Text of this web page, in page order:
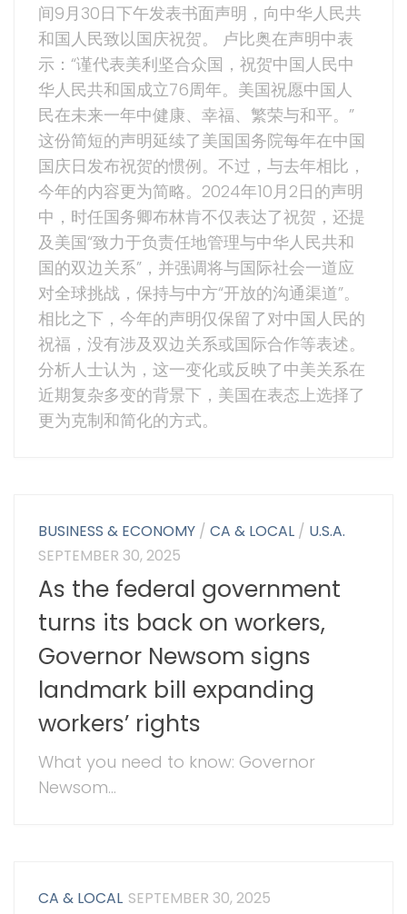
间9月30日下午发表书面声明，向中华人民共
和国人民致以国庆祝贺。 卢比奥在声明中表
示：“谨代表美利坚合众国，祝贺中国人民中
华人民共和国成立76周年。美国祝愿中国人
民在未来一年中健康、幸福、繁荣与和平。”
这份简短的声明延续了美国国务院每年在中国
国庆日发布祝贺的惯例。不过，与去年相比，
今年的内容更为简略。2024年10月2日的声明
中，时任国务卿布林肯不仅表达了祝贺，还提
及美国“致力于负责任地管理与中华人民共和
国的双边关系”，并强调将与国际社会一道应
对全球挑战，保持与中方“开放的沟通渠道”。
相比之下，今年的声明仅保留了对中国人民的
祝福，没有涉及双边关系或国际合作等表述。
分析人士认为，这一变化或反映了中美关系在
近期复杂多变的背景下，美国在表态上选择了
更为克制和简化的方式。
BUSINESS & ECONOMY /CA & LOCAL / U.S.A.
SEPTEMBER 30, 2025
As the federal government
turns its back on workers,
Governor Newsom signs
landmark bill expanding
workers’ rights
What you need to know: Governor
Newsom...
CA & LOCAL SEPTEMBER 30, 2025